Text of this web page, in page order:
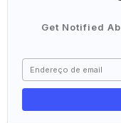
Get Notified